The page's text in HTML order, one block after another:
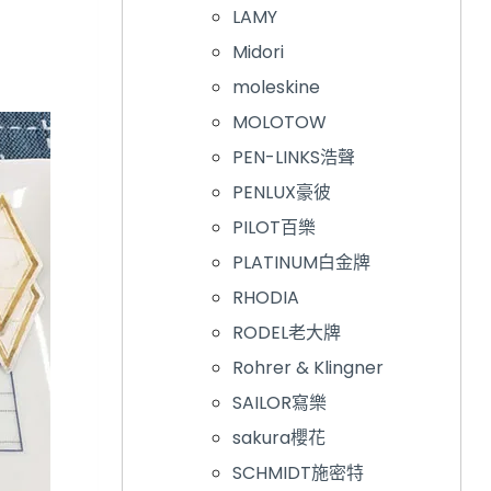
LAMY
Midori
moleskine
MOLOTOW
PEN-LINKS浩聲
PENLUX豪彼
PILOT百樂
PLATINUM白金牌
RHODIA
RODEL老大牌
Rohrer & Klingner
SAILOR寫樂
sakura櫻花
SCHMIDT施密特